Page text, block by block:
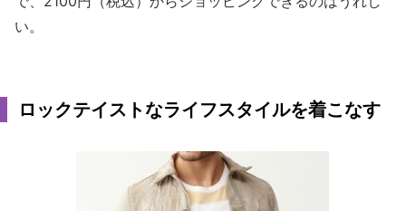
い。
ロックテイストなライフスタイルを着こなす